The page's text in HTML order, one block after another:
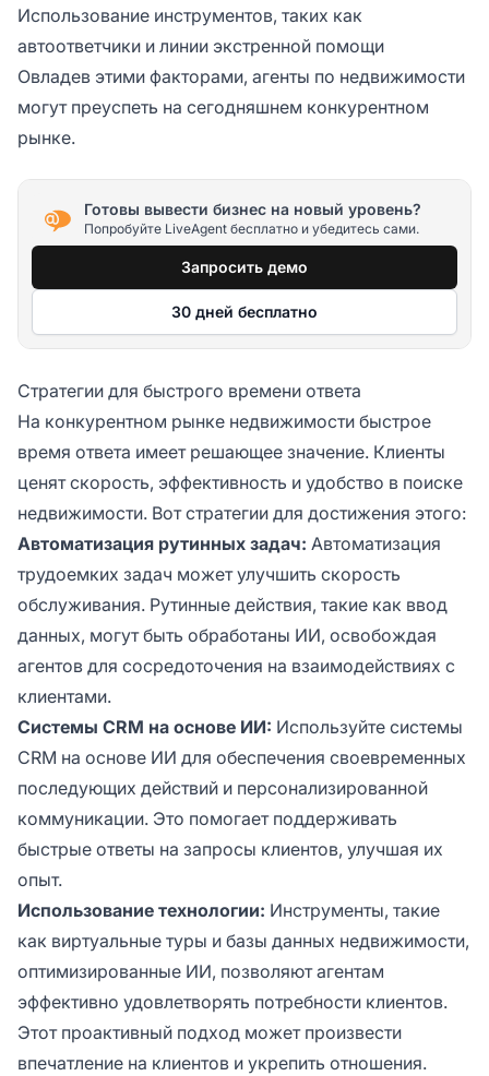
Использование инструментов, таких как
автоответчики и линии экстренной помощи
Овладев этими факторами, агенты по недвижимости
могут преуспеть на сегодняшнем конкурентном
рынке.
Готовы вывести бизнес на новый уровень?
Попробуйте LiveAgent бесплатно и убедитесь сами.
Запросить демо
30 дней бесплатно
Стратегии для быстрого времени ответа
На конкурентном рынке недвижимости быстрое
время ответа имеет решающее значение. Клиенты
ценят скорость, эффективность и удобство в поиске
недвижимости. Вот стратегии для достижения этого:
Автоматизация рутинных задач: Автоматизация
трудоемких задач может улучшить скорость
обслуживания. Рутинные действия, такие как ввод
данных, могут быть обработаны ИИ, освобождая
агентов для сосредоточения на взаимодействиях с
клиентами.
Системы CRM на основе ИИ: Используйте системы
CRM на основе ИИ для обеспечения своевременных
последующих действий и персонализированной
коммуникации. Это помогает поддерживать
быстрые ответы на запросы клиентов, улучшая их
опыт.
Использование технологии: Инструменты, такие
как виртуальные туры и базы данных недвижимости,
оптимизированные ИИ, позволяют агентам
эффективно удовлетворять потребности клиентов.
Этот проактивный подход может произвести
впечатление на клиентов и укрепить отношения.